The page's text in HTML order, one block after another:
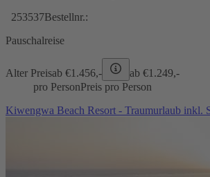
253537Bestellnr.:
Pauschalreise
Alter Preisab €1.456,- ab €1.249,-
pro PersonPreis pro Person
Kiwengwa Beach Resort - Traumurlaub inkl.